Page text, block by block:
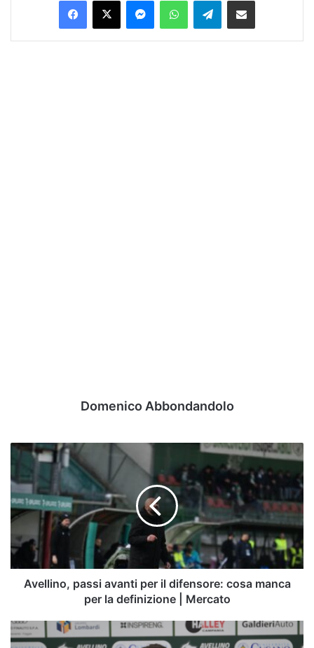
Domenico Abbondandolo
Avellino,
avanti
per
il
difensore:
cosa
manca
per
Mercato
Avellino, passi avanti per il difensore: cosa manca
per la definizione | Mercato
VIDEO
|